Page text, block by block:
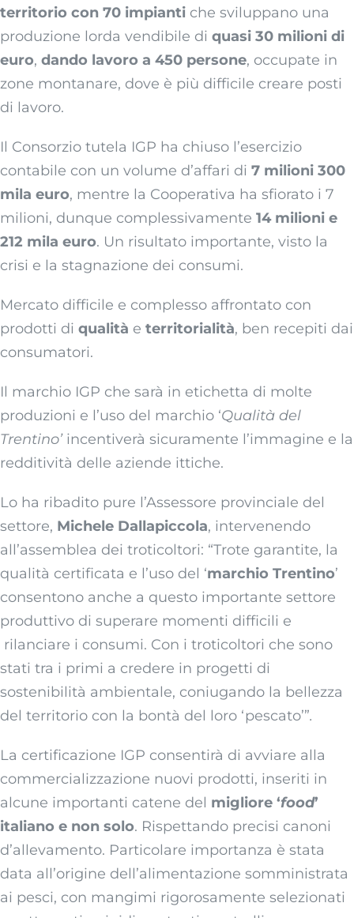
territorio con 70 impianti che sviluppano una
produzione lorda vendibile di quasi 30 milioni di
euro, dando lavoro a 450 persone, occupate in
zone montanare, dove è più difficile creare posti
di lavoro.
Il Consorzio tutela IGP ha chiuso l’esercizio
contabile con un volume d’affari di 7 milioni 300
mila euro, mentre la Cooperativa ha sfiorato i 7
milioni, dunque complessivamente 14 milioni e
212 mila euro. Un risultato importante, visto la
crisi e la stagnazione dei consumi.
Mercato difficile e complesso affrontato con
prodotti di qualità e territorialità, ben recepiti dai
consumatori.
Il marchio IGP che sarà in etichetta di molte
produzioni e l’uso del marchio ‘Qualità del
Trentino’incentiverà sicuramente l’immagine e la
redditività delle aziende ittiche.
Lo ha ribadito pure l’Assessore provinciale del
settore, Michele Dallapiccola, intervenendo
all’assemblea dei troticoltori: “Trote garantite, la
qualità certificata e l’uso del ‘marchio Trentino’
consentono anche a questo importante settore
produttivo di superare momenti difficili e
rilanciare i consumi. Con i troticoltori che sono
stati tra i primi a credere in progetti di
sostenibilità ambientale, coniugando la bellezza
del territorio con la bontà del loro ‘pescato’”.
La certificazione IGP consentirà di avviare alla
commercializzazione nuovi prodotti, inseriti in
alcune importanti catene del migliore ‘food’
italiano e non solo. Rispettando precisi canoni
d’allevamento. Particolare importanza è stata
data all’origine dell’alimentazione somministrata
ai pesci, con mangimi rigorosamente selezionati